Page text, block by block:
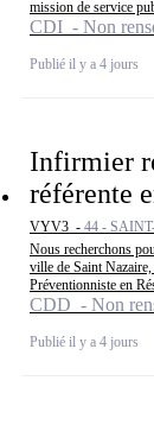
mission de service
CDI - Non
Publié il y a 4 jours
Infirmier
référente
VYV3 - 44 -
Nous recherchons
ville de Saint
Préventionniste en
CDD - Non
Publié il y a 4 jours